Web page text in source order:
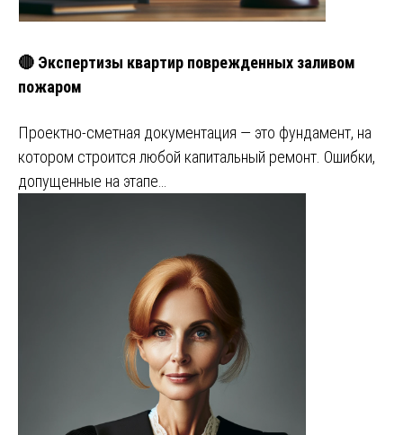
🔴 Экспертизы квартир поврежденных заливом
пожаром
Проектно-сметная документация — это фундамент, на
котором строится любой капитальный ремонт. Ошибки,
допущенные на этапе…